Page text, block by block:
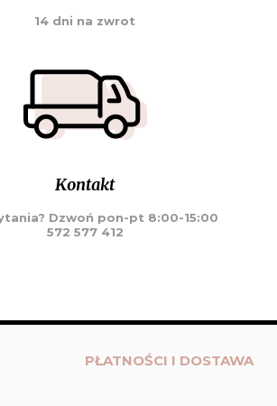
14 dni na zwrot
Kontakt
Dzwoń pon-pt 8:00-15:00
572 577 412
PŁATNOŚCI I DOSTAWA